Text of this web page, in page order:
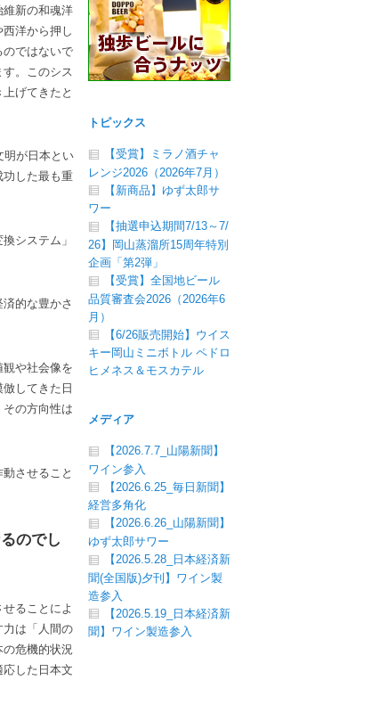
維新の和魂洋
洋から押し
のではないで
。このシス
げてきたと
明が日本とい
功した最も重
システム」
的な豊かさ
や社会像を
してきた日
の方向性は
させること
のでし
ることによ
力は「人間の
危機的状況
した日本文
トピックス
【受賞】ミラノ酒チャ
レンジ2026（2026年7月）
【新商品】ゆず太郎サ
ワー
【抽選申込期間7/13～7/
26】岡山蒸溜所15周年特別
企画「第2弾」
【受賞】全国地ビール
品質審査会2026（2026年6
月）
【6/26販売開始】ウイス
キー岡山ミニボトル ペドロ
ヒメネス＆モスカテル
メディア
【2026.7.7_山陽新聞】
ワイン参入
【2026.6.25_毎日新聞】
経営多角化
【2026.6.26_山陽新聞】
ゆず太郎サワー
【2026.5.28_日本経済新
聞(全国版)夕刊】ワイン製
造参入
【2026.5.19_日本経済新
聞】ワイン製造参入